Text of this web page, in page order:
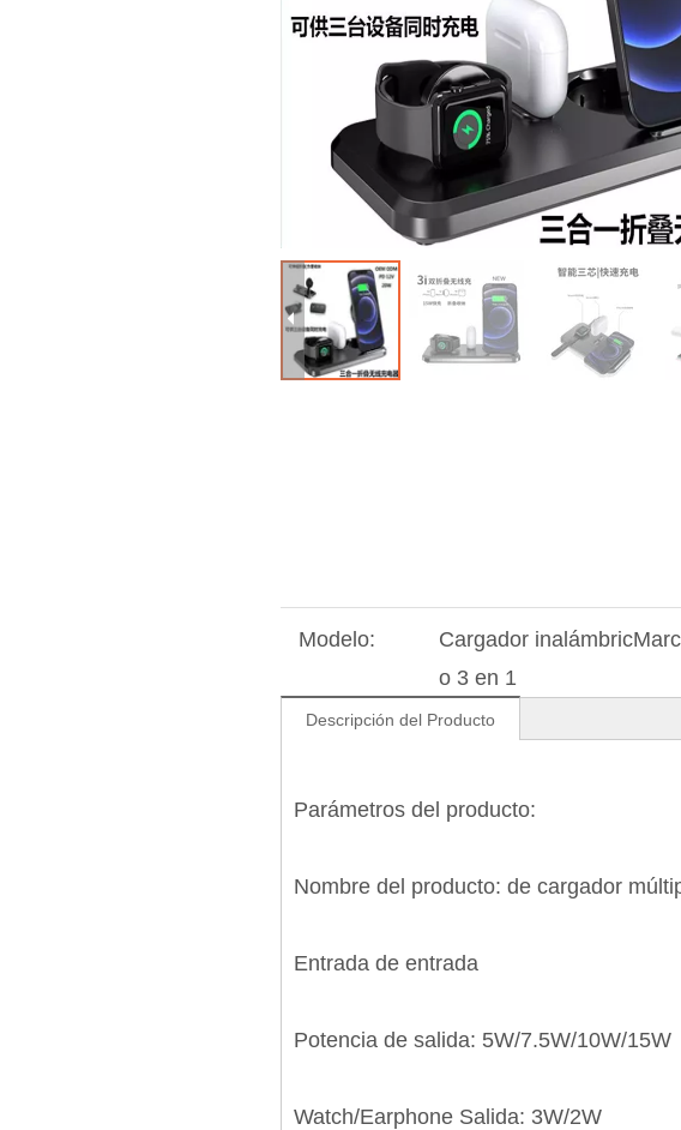
Modelo:
Cargador inalámbric
o 3 en 1
Descripción del Producto
Parámetros del producto:
Nombre del producto: de cargador
Entrada de entrada
Potencia de salida: 5W/7.5W/10W/15W
Watch/Earphone Salida: 3W/2W